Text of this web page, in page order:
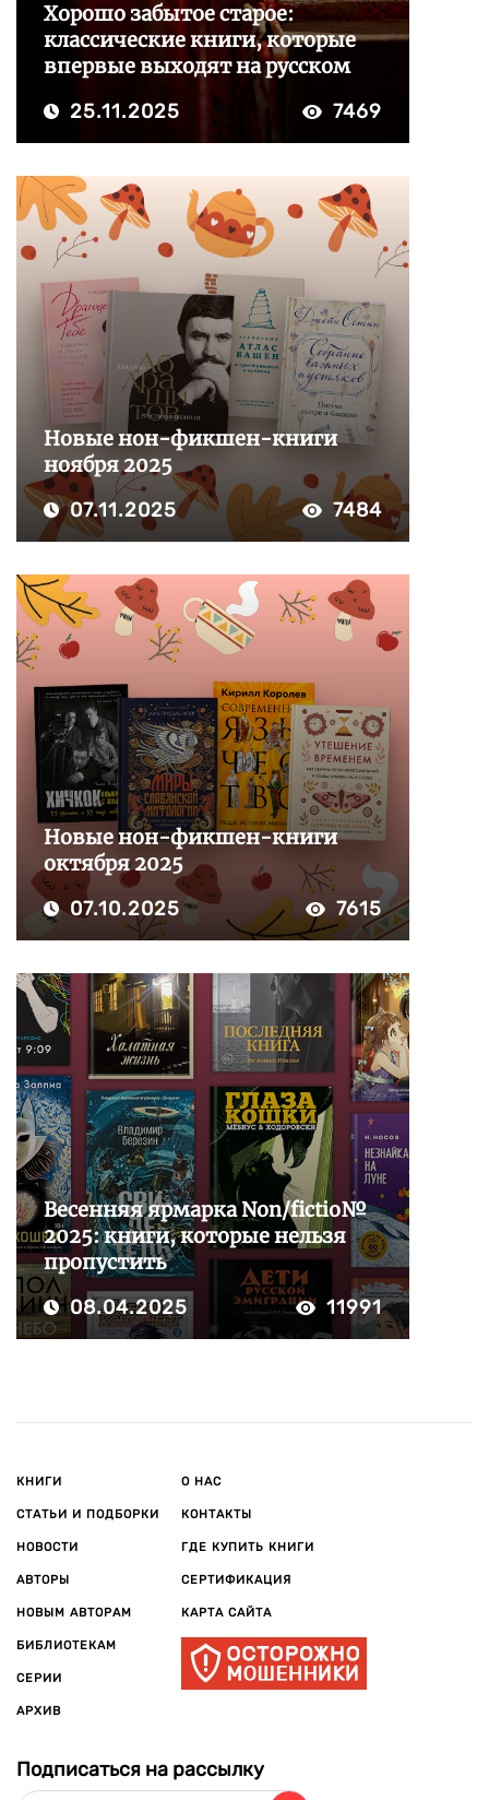
Хорошо забытое старое:
классические книги, которые
впервые выходят на русском
25.11.2025 7469
Новые нон-фикшен-книги
ноября 2025
07.11.2025 7484
Новые нон-фикшен-книги
октября 2025
07.10.2025 7615
Весенняя ярмарка Non/fictio№
2025: книги, которые нельзя
пропустить
08.04.2025 11991
КНИГИ
СТАТЬИ И ПОДБОРКИ
НОВОСТИ
АВТОРЫ
НОВЫМ АВТОРАМ
БИБЛИОТЕКАМ
СЕРИИ
АРХИВ
О НАС
КОНТАКТЫ
ГДЕ КУПИТЬ КНИГИ
СЕРТИФИКАЦИЯ
КАРТА САЙТА
Подписаться на рассылку